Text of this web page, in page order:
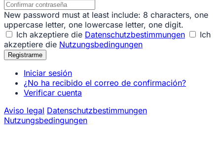
New password must at least include: 8 characters, one
uppercase letter, one lowercase letter, one digit.
Ich akzeptiere die Datenschutzbestimmungen
Ich
akzeptiere die Nutzungsbedingungen
Iniciar sesión
¿No ha recibido el correo de confirmación?
Verificar cuenta
Aviso legal Datenschutzbestimmungen
Nutzungsbedingungen